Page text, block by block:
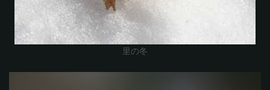
里の冬